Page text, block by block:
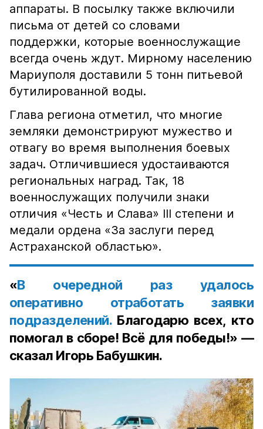
аппараты. В посылку также включили
письма от детей со словами
поддержки, которые военнослужащие
всегда очень ждут. Мирному населению
Мариуполя доставили 5 тонн питьевой
бутилированной воды.
Глава региона отметил, что многие
земляки демонстрируют мужество и
отвагу во время выполнения боевых
задач. Отличившиеся удостаиваются
региональных наград. Так, 18
военнослужащих получили знаки
отличия «Честь и Слава» III степени и
медали ордена «За заслуги перед
Астраханской областью».
«В очередной раз удалось
оперативно отработать заявки
подразделений.Благодарю всех, кто
помогал в сборе! Всё для победы!» —
сказал Игорь Бабушкин.